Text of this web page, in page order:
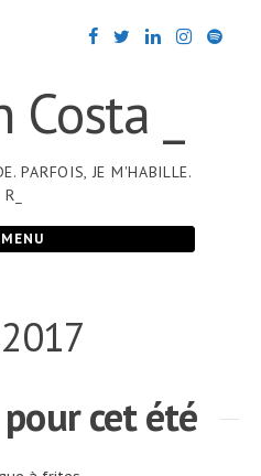
_
PARFOIS, JE M'HABILLE.
R_
MENU
cet été